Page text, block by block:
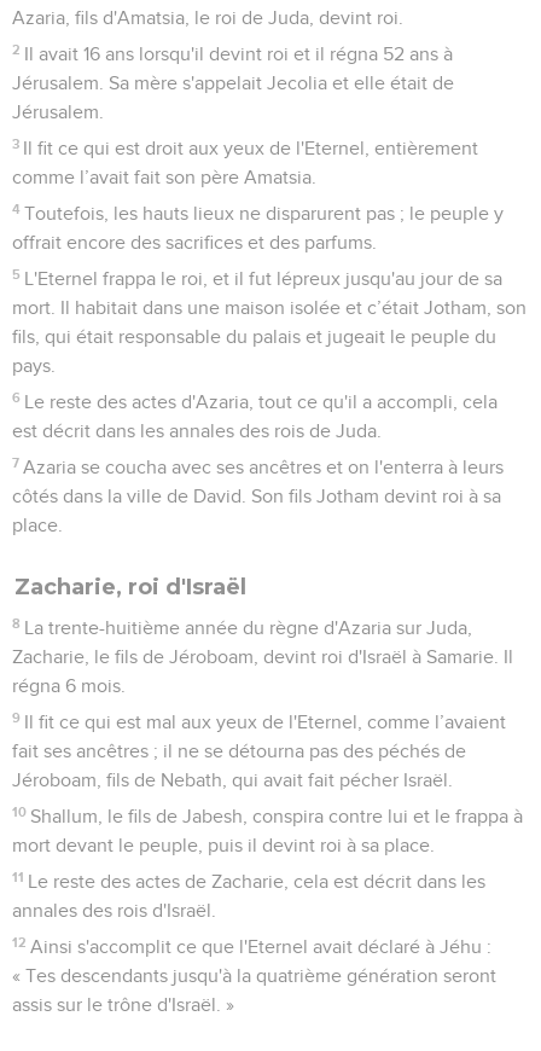
Azaria, fils d'Amatsia, le roi de Juda, devint roi.
2 Il avait 16 ans lorsqu'il devint roi et il régna 52 ans à
Jérusalem. Sa mère s'appelait Jecolia et elle était de
Jérusalem.
3 Il fit ce qui est droit aux yeux de l'Eternel, entièrement
comme l’avait fait son père Amatsia.
4 Toutefois, les hauts lieux ne disparurent pas ; le peuple y
offrait encore des sacrifices et des parfums.
5 L'Eternel frappa le roi, et il fut lépreux jusqu'au jour de sa
mort. Il habitait dans une maison isolée et c’était Jotham, son
fils, qui était responsable du palais et jugeait le peuple du
pays.
6 Le reste des actes d'Azaria, tout ce qu'il a accompli, cela
est décrit dans les annales des rois de Juda.
7 Azaria se coucha avec ses ancêtres et on l'enterra à leurs
côtés dans la ville de David. Son fils Jotham devint roi à sa
place.
Zacharie, roi d'Israël
8 La trente-huitième année du règne d'Azaria sur Juda,
Zacharie, le fils de Jéroboam, devint roi d'Israël à Samarie. Il
régna 6 mois.
9 Il fit ce qui est mal aux yeux de l'Eternel, comme l’avaient
fait ses ancêtres ; il ne se détourna pas des péchés de
Jéroboam, fils de Nebath, qui avait fait pécher Israël.
10 Shallum, le fils de Jabesh, conspira contre lui et le frappa à
mort devant le peuple, puis il devint roi à sa place.
11 Le reste des actes de Zacharie, cela est décrit dans les
annales des rois d'Israël.
12 Ainsi s'accomplit ce que l'Eternel avait déclaré à Jéhu :
« Tes descendants jusqu'à la quatrième génération seront
assis sur le trône d'Israël. »